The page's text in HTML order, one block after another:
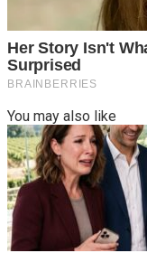
You may also like